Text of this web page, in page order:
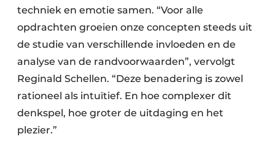
techniek en emotie samen. “Voor alle
opdrachten groeien onze concepten steeds uit
de studie van verschillende invloeden en de
analyse van de randvoorwaarden”, vervolgt
Reginald Schellen. “Deze benadering is zowel
rationeel als intuïtief. En hoe complexer dit
denkspel, hoe groter de uitdaging en het
plezier.”